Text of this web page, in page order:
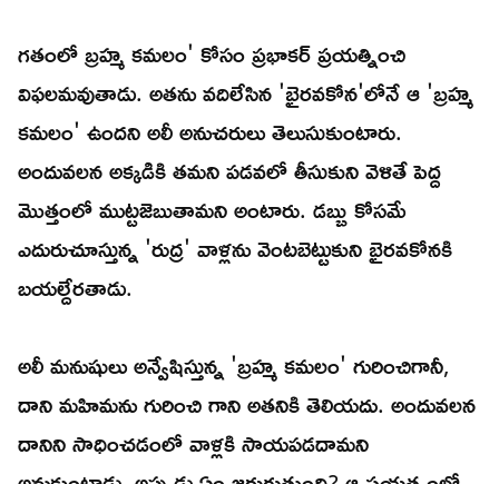
గతంలో బ్రహ్మ కమలం' కోసం ప్రభాకర్ ప్రయత్నించి
విఫలమవుతాడు. అతను వదిలేసిన 'భైరవకోన'లోనే ఆ 'బ్రహ్మ
కమలం' ఉందని అలీ అనుచరులు తెలుసుకుంటారు.
అందువలన అక్కడికి తమని పడవలో తీసుకుని వెళితే పెద్ద
మొత్తంలో ముట్టజెబుతామని అంటారు. డబ్బు కోసమే
ఎదురుచూస్తున్న 'రుద్ర' వాళ్లను వెంటబెట్టుకుని భైరవకోనకి
బయల్దేరతాడు.
అలీ మనుషులు అన్వేషిస్తున్న 'బ్రహ్మ కమలం' గురించిగానీ,
దాని మహిమను గురించి గాని అతనికి తెలియదు. అందువలన
దానిని సాధించడంలో వాళ్లకి సాయపడదామని